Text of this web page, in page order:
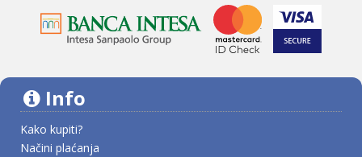
Info
Kako kupiti?
Načini plaćanja